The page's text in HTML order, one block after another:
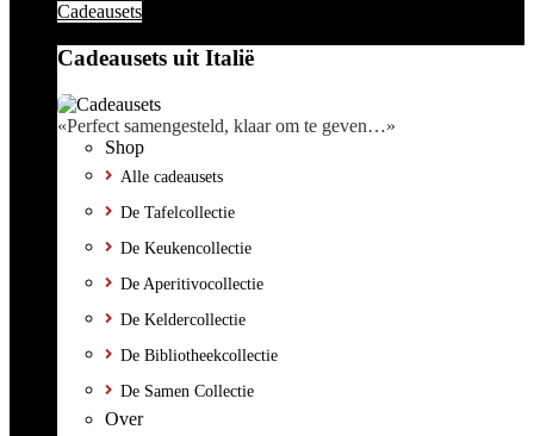
Cadeausets
Cadeausets uit Italië
«Perfect samengesteld, klaar om te geven…»
Shop
Alle cadeausets
De Tafelcollectie
De Keukencollectie
De Aperitivocollectie
De Keldercollectie
De Bibliotheekcollectie
De Samen Collectie
Over